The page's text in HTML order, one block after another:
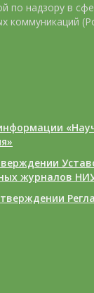
по надзору в
коммуникаций
журналов